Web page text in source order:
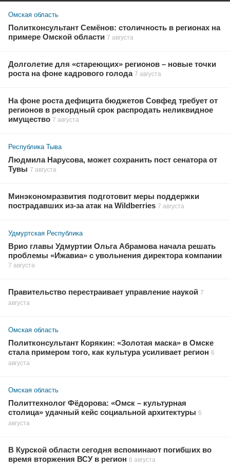
Омская область
Политконсультант Семёнов: столичность в регионах на
примере Омской области 7 августа
Долголетие для «стареющих» регионов – новые точки
роста на фоне кадрового голода 7 августа
На фоне роста дефицита бюджетов Совфед требует от
регионов в рекордный срок распродать неликвидное
имущество 7 августа
Республика Тыва
Людмила Нарусова, может сохранить пост сенатора от
Тувы 7 августа
Минэкономразвития подготовит меры поддержки
пострадавших из-за атак на Wildberries 7 августа
Удмуртская Республика
Врио главы Удмуртии Ольга Абрамова начала решать
проблемы «Ижавиа» с увольнения директора компании
7 августа
Правительство перестраивает управление наукой 7
августа
Омская область
Политконсультант Корякин: «Золотая маска» в Омске
стала примером того, как культура усиливает регион 6
августа
Омская область
Политтехнолог Фёдорова: «Омск – культурная
столица» удачный кейс социальной архитектуры 6
августа
В Курской области сегодня вспоминают погибших во
время вторжения ВСУ в регион 6 августа